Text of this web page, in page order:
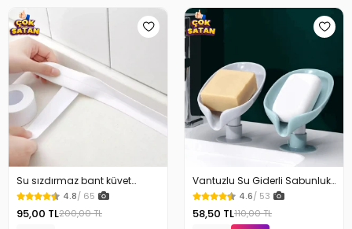
Su sızdırmaz bant küvet
Tezgah tamir bandı
4.8/ 65
95,00 TL200,00 TL
Vantuzlu Su Giderli Sabunluk
Kaymaz 4.6/ 53
58,50 TL110,00 TL